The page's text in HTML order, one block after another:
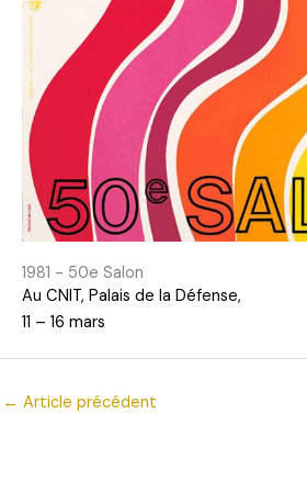
1981 - 50e Salon
Au CNIT, Palais de la Défense,
11 – 16 mars
← Article précédent